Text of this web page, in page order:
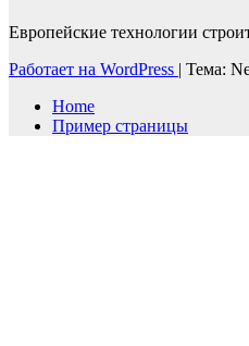
Европейские технологии
Работает на WordPress | Тема:
Home
Пример страницы